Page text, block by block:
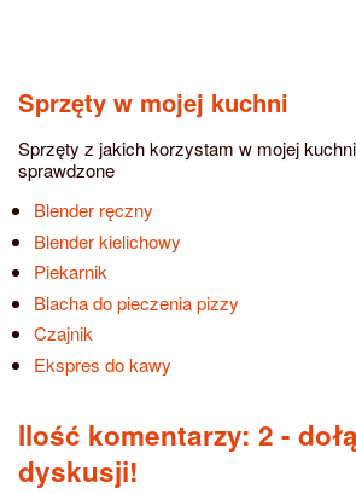
Sprzęty w mojej kuchni
Sprzęty z jakich korzystam w mojej
sprawdzone
Blender ręczny
Blender kielichowy
Piekarnik
Blacha do pieczenia pizzy
Czajnik
Ekspres do kawy
Ilość komentarzy: 2 -
dyskusji!